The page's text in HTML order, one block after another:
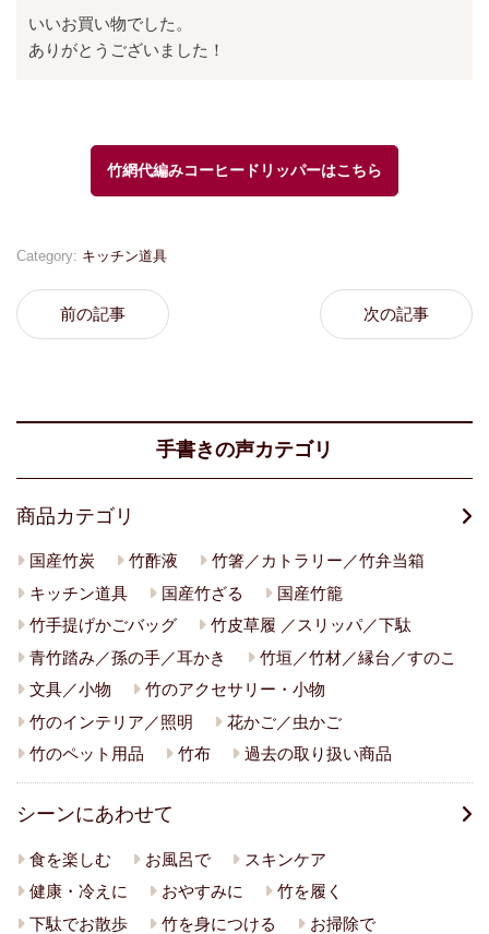
いいお買い物でした。
ありがとうございました！
竹網代編みコーヒードリッパーはこちら
Category: キッチン道具
前の記事 次の記事
手書きの声カテゴリ
商品カテゴリ
国産竹炭 竹酢液
竹箸／カトラリー／竹弁当箱
キッチン道具
国産竹ざる
国産竹籠
竹手提げかごバッグ
竹皮草履 ／スリッパ／下駄
青竹踏み／孫の手／耳かき
竹垣／竹材／縁台／すのこ
文具／小物
竹のアクセサリー・小物
竹のインテリア／照明
花かご／虫かご
竹のペット用品
竹布 過去の取り扱い商品
シーンにあわせて
食を楽しむ お風呂で
スキンケア
健康・冷えに
おやすみに
竹を履く
下駄でお散歩
竹を身につける
お掃除で